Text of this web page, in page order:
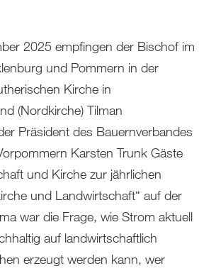
2025 empfingen der Bischof im
und Pommern in der
Kirche in
(Nordkirche) Tilman
Präsident des Bauernverbandes
Karsten Trunk Gäste
und Kirche zur jährlichen
und Landwirtschaft“ auf der
war die Frage, wie Strom aktuell
auf landwirtschaftlich
erzeugt werden kann, wer